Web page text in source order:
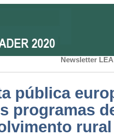
Newsletter
pública
programas
rural